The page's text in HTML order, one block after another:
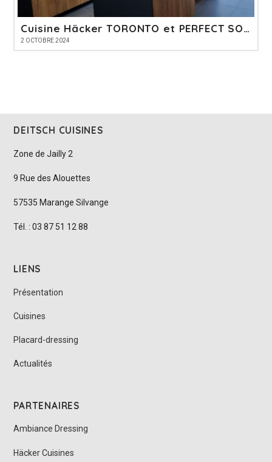
Cuisine Häcker TORONTO et PERFECT SOFT
2 OCTOBRE 2024
DEITSCH CUISINES
Zone de Jailly 2
9 Rue des Alouettes
57535 Marange Silvange
Tél. : 03 87 51 12 88
LIENS
Présentation
Cuisines
Placard-dressing
Actualités
PARTENAIRES
Ambiance Dressing
Häcker Cuisines